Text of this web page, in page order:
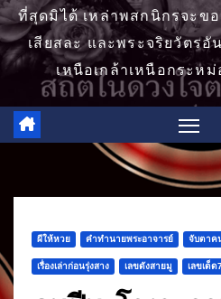
ที่สุดมิได้ เหล่าพสกนิกรจะข
เสียสละ และพระจริยวัตรอั
เหนือเกล้าเหนือกระห
ผีให้หวย คำทำนายพระอาจารย์ จับตาค
เรื่องเล่าก่อนรุ่งสาง เลขดังสายมู เลขเด็